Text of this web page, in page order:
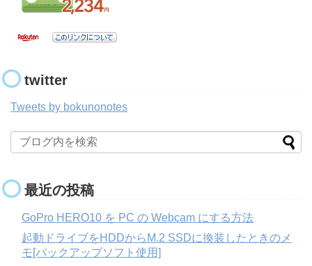
twitter
Tweets by bokunonotes
最近の投稿
GoPro HERO10 を PC の Webcam にする方法
起動ドライブをHDDからM.2 SSDに換装したときのメ
モ[バックアップソフト使用]